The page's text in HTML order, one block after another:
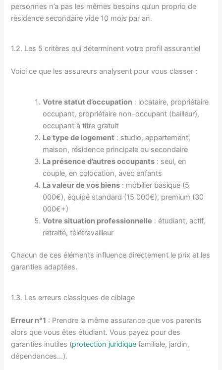
personnes n’a pas les mêmes besoins qu’un proprio de
résidence secondaire vide 10 mois par an.
1.2. Les 5 critères qui déterminent votre profil assurantiel
Voici ce que les assureurs analysent pour vous classer :
Votre statut d’occupation : locataire, propriétaire
occupant, propriétaire non-occupant (bailleur),
occupant à titre gratuit
Le type de logement : studio, appartement,
maison, résidence principale ou secondaire
La présence d’autres occupants : seul, en
couple, en colocation, avec enfants
La valeur de vos biens : mobilier basique (5
000€), équipé standard (15 000€), premium (30
000€+)
Votre situation professionnelle : étudiant, actif,
retraité, télétravailleur
Chacun de ces éléments influence directement le prix et les
garanties adaptées.
1.3. Les erreurs classiques de ciblage
Erreur n°1 : Prendre la même assurance que vos parents
alors que vous êtes étudiant. Vous payez pour des
garanties inutiles (protection juridique familiale, jardin,
dépendances…).